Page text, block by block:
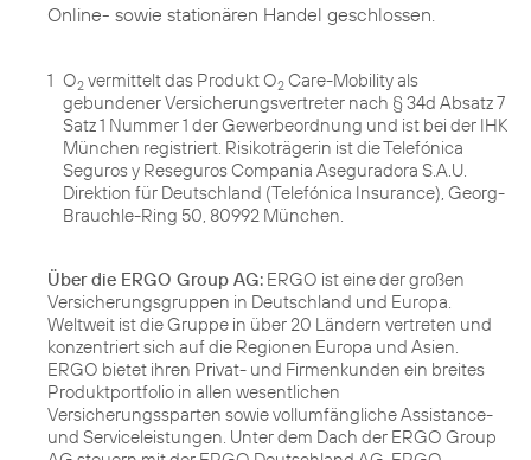
Online- sowie stationären Handel geschlossen.
1 O2 vermittelt das Produkt O2 Care-Mobility als
gebundener Versicherungsvertreter nach § 34d Absatz 7
Satz 1 Nummer 1 der Gewerbeordnung und ist bei der IHK
München registriert. Risikoträgerin ist die Telefónica
Seguros y Reseguros Compania Aseguradora S.A.U.
Direktion für Deutschland (Telefónica Insurance), Georg-
Brauchle-Ring 50, 80992 München.
Über die ERGO Group AG: ERGO ist eine der großen
Versicherungsgruppen in Deutschland und Europa.
Weltweit ist die Gruppe in über 20 Ländern vertreten und
konzentriert sich auf die Regionen Europa und Asien.
ERGO bietet ihren Privat- und Firmenkunden ein breites
Produktportfolio in allen wesentlichen
Versicherungssparten sowie vollumfängliche Assistance-
und Serviceleistungen. Unter dem Dach der ERGO Group